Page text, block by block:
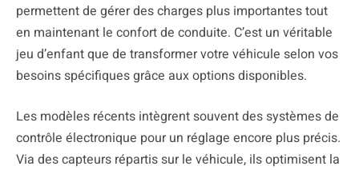
permettent de gérer des charges plus importantes tout
en maintenant le confort de conduite. C’est un véritable
jeu d’enfant que de transformer votre véhicule selon vos
besoins spécifiques grâce aux options disponibles.
Les modèles récents intègrent souvent des systèmes de
contrôle électronique pour un réglage encore plus précis.
Via des capteurs répartis sur le véhicule, ils optimisent la